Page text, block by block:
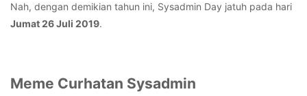
Nah, dengan demikian tahun ini, Sysadmin Day jatuh pada hari
Jumat 26 Juli 2019.
Meme Curhatan Sysadmin